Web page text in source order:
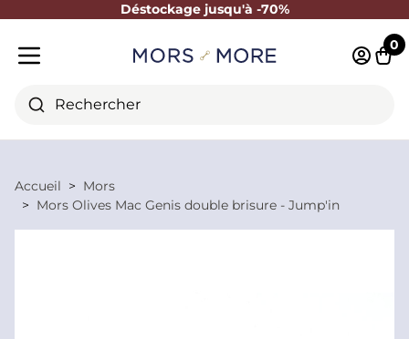
Déstockage jusqu'à -70%
Fermer
Rechercher
0
Accueil
Mors
Mors Olives Mac Genis double brisure - Jump'in